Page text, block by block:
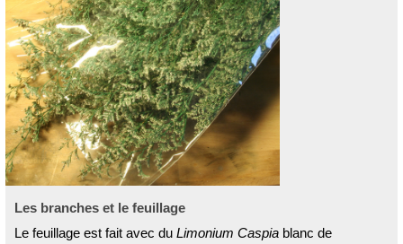
Les branches et le feuillage
Le feuillage est fait avec du Limonium Caspia blanc de